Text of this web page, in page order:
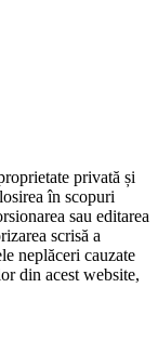
privată și
în scopuri
sau editarea
scrisă a
neplăceri cauzate
din acest website,